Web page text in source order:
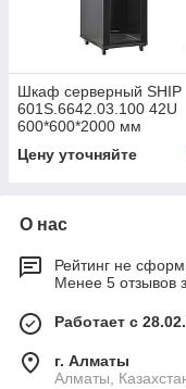
Шкаф серверный SHIP
601S.6642.03.100 42U
600*600*2000 мм
Цену уточняйте
О нас
Рейтинг не
Менее 5 отзывов
Работает с
г. Алматы
Алматы,